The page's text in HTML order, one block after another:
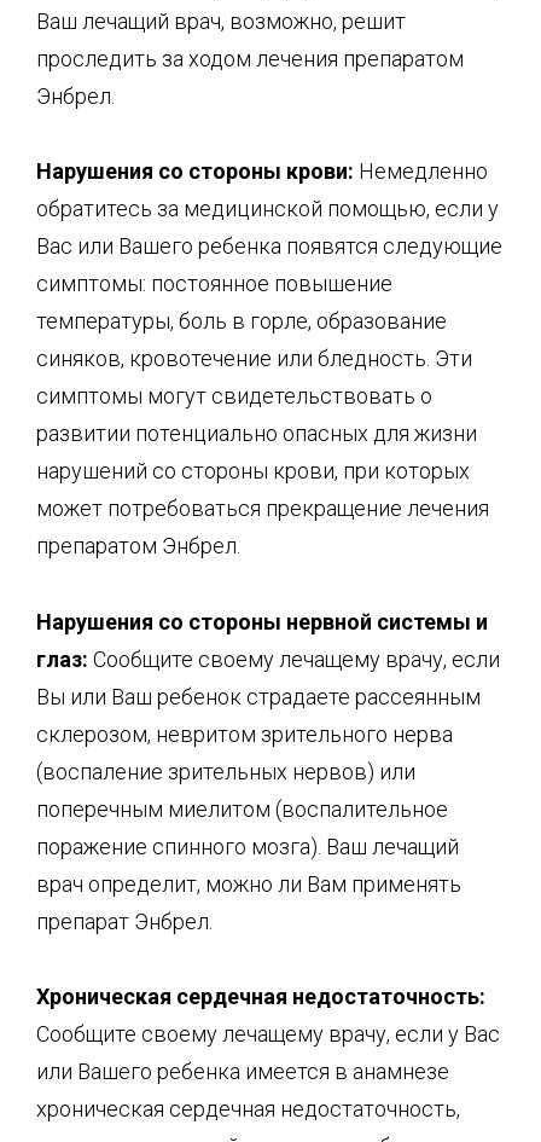
Ваш лечащий врач, возможно, решит
проследить за ходом лечения препаратом
Энбрел.
Нарушения со стороны крови: Немедленно
обратитесь за медицинской помощью, если у
Вас или Вашего ребенка появятся следующие
симптомы: постоянное повышение
температуры, боль в горле, образование
синяков, кровотечение или бледность. Эти
симптомы могут свидетельствовать о
развитии потенциально опасных для жизни
нарушений со стороны крови, при которых
может потребоваться прекращение лечения
препаратом Энбрел.
Нарушения со стороны нервной системы и
глаз: Сообщите своему лечащему врачу, если
Вы или Ваш ребенок страдаете рассеянным
склерозом, невритом зрительного нерва
(воспаление зрительных нервов) или
поперечным миелитом (воспалительное
поражение спинного мозга). Ваш лечащий
врач определит, можно ли Вам применять
препарат Энбрел.
Хроническая сердечная недостаточность:
Сообщите своему лечащему врачу, если у Вас
или Вашего ребенка имеется в анамнезе
хроническая сердечная недостаточность,